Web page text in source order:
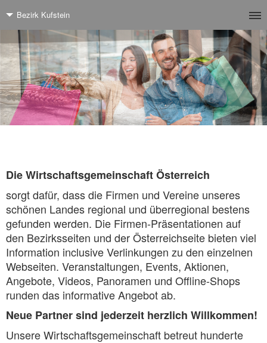
Bezirk Kufstein
Die Wirtschaftsgemeinschaft Österreich
sorgt dafür, dass die Firmen und Vereine unseres
schönen Landes regional und überregional bestens
gefunden werden. Die Firmen-Präsentationen auf
den Bezirksseiten und der Österreichseite bieten viel
Information inclusive Verlinkungen zu den einzelnen
Webseiten. Veranstaltungen, Events, Aktionen,
Angebote, Videos, Panoramen und Offline-Shops
runden das informative Angebot ab.
Neue Partner sind jederzeit herzlich Willkommen!
Unsere Wirtschaftsgemeinschaft betreut hunderte